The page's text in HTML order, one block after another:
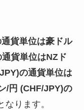
貨単位は豪ドル
貨単位はNZド
の通貨単位は
/円 (CHF/JPY)の
なります。